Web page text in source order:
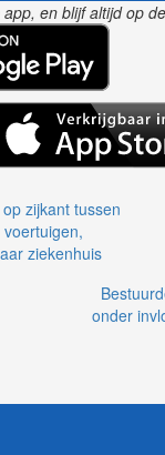
en blijf altijd op
zijkant tussen
ziekenhuis
onder